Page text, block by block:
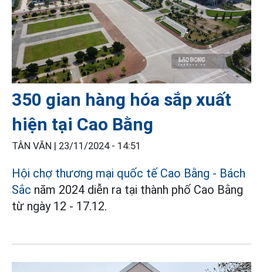
350 gian hàng hóa sắp xuất
hiện tại Cao Bằng
TÂN VĂN | 23/11/2024 - 14:51
Hội chợ thương mại quốc tế Cao Bằng - Bách
Sắc năm 2024 diễn ra tại thành phố Cao Bằng
từ ngày 12 - 17.12.